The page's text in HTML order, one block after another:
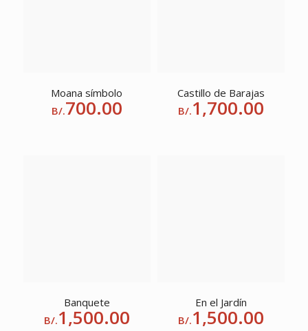
Moana símbolo
B/.700.00
Castillo de Barajas
B/.1,700.00
Banquete
B/.1,500.00
En el Jardín
B/.1,500.00